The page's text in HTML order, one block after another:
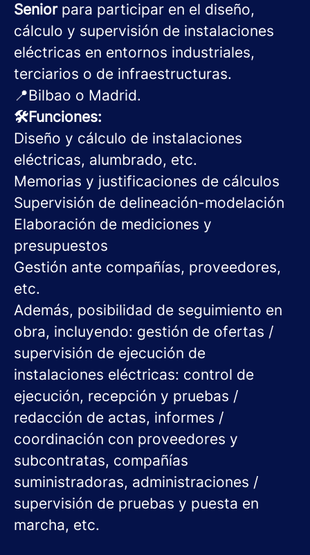
Seniorpara participar en el diseño,
cálculo y supervisión de instalaciones
eléctricas en entornos industriales,
terciarios o de infraestructuras.
📍Bilbao o Madrid.
🛠️Funciones:
Diseño y cálculo de instalaciones
eléctricas, alumbrado, etc.
Memorias y justificaciones de cálculos
Supervisión de delineación-modelación
Elaboración de mediciones y
presupuestos
Gestión ante compañías, proveedores,
etc.
Además, posibilidad de seguimiento en
obra, incluyendo: gestión de ofertas /
supervisión de ejecución de
instalaciones eléctricas: control de
ejecución, recepción y pruebas /
redacción de actas, informes /
coordinación con proveedores y
subcontratas, compañías
suministradoras, administraciones /
supervisión de pruebas y puesta en
marcha, etc.